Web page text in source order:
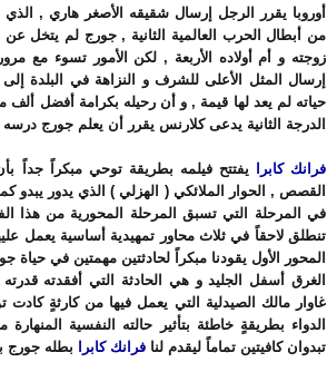
أوروبا يقرر الرجل إرسال شقيقه الأصغر هاري ,
من أبطال الحرب العالمية الثانية , جورج لم يتخل
إرسال المثل الأعلى للشرف و النزاهة في
حياته لم يعد لها قيمة , و أن رحيله بكرامة أفضل
الدرجة الثانية يدعى كلارنس يقرر أن يعلم جورج
فرانك كابرا
يفتتح فيلمه بطريقة توحي مبكراً جداً
القصص , الحوار الملائكي ( الهزلي ) الذي يدور يبدو
في المرحلة التي تسبق المرحلة المحورية من هذا
تنطلق لاحقاً في ثلاث محاور تمهيدية أساسية يعمل
المحور الأول يقودنا مبكراً لحادثتين مهمتين في حياة
الغرق أسفل الجليد و هي الحادثة التي أفقدته
غاوار مالك الصيدلية التي يعمل فيها من كارثةٍ
الدواء بطريقةٍ خاطئة بتأثير حالته النفسية
تبدوان كافيتين تماماً ليقدم لنا فرانك كابرا بطله جورج